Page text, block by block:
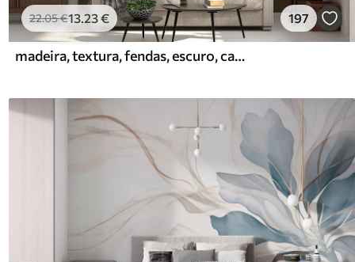
22.05€13.23€ 197
madeira, textura, fendas, escuro, casca, superfície